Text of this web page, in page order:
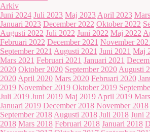
Arkiv
Juni 2024 Juli 2023 Maj 2023 April 2023
Januari 2023 December 2022 Oktober 2022
Augusti 2022 Juli 2022 Juni 2022 Maj 2022
Februari 2022 December 2021 November
September 2021 Augusti 2021 Juni 2021 Maj
Mars 2021 Februari 2021 Januari 2021
2020 Oktober 2020 September 2020 Augusti
2020 April 2020 Mars 2020 Februari 2020
2019 November 2019 Oktober 2019
Juli 2019 Juni 2019 Maj 2019 April 2019
Januari 2019 December 2018 November 2018
September 2018 Augusti 2018 Juli 2018 Juni
2018 Mars 2018 Februari 2018 Januari 2018